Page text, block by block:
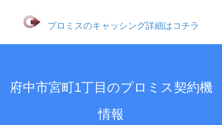
プロミスのキャッシング詳細はコチラ
府中市宮町1丁目のプロミス契約機
情報